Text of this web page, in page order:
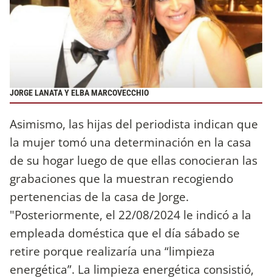
JORGE LANATA Y ELBA MARCOVECCHIO
Asimismo, las hijas del periodista indican que
la mujer tomó una determinación en la casa
de su hogar luego de que ellas conocieran las
grabaciones que la muestran recogiendo
pertenencias de la casa de Jorge.
"Posteriormente, el 22/08/2024 le indicó a la
empleada doméstica que el día sábado se
retire porque realizaría una “limpieza
energética”. La limpieza energética consistió,